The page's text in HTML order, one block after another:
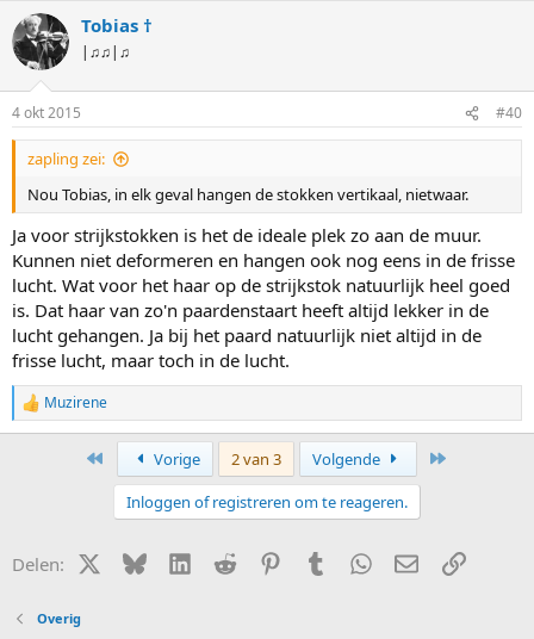
r
d
e
n
g
e
Tobias †
|♫♫|♫
4 okt 2015 #40
zapling zei:
Nou Tobias, in elk geval hangen de stokken vertikaal, nietwaar.
Ja voor strijkstokken is het de ideale plek zo aan de muur.
Kunnen niet deformeren en hangen ook nog eens in de frisse
lucht. Wat voor het haar op de strijkstok natuurlijk heel goed
is. Dat haar van zo'n paardenstaart heeft altijd lekker in de
lucht gehangen. Ja bij het paard natuurlijk niet altijd in de
frisse lucht, maar toch in de lucht.
W
a
n
n
Muzirene
Eerste Vorige 2 van 3 Volgende
Inloggen of registreren om te reageren.
Delen: X (Twitter)
BlueskyLinkedIn
Reddit PinterestTumblr WhatsApp
E-mailLink
Overig